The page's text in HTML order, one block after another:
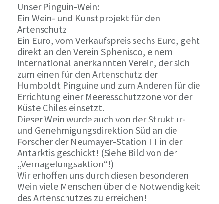
Unser Pinguin-Wein:
Ein Wein- und Kunstprojekt für den
Artenschutz
Ein Euro, vom Verkaufspreis sechs Euro, geht
direkt an den Verein Sphenisco, einem
international anerkannten Verein, der sich
zum einen für den Artenschutz der
Humboldt Pinguine und zum Anderen für die
Errichtung einer Meeresschutzzone vor der
Küste Chiles einsetzt.
Dieser Wein wurde auch von der Struktur-
und Genehmigungsdirektion Süd an die
Forscher der Neumayer-Station III in der
Antarktis geschickt! (Siehe Bild von der
„Vernagelungsaktion“!)
Wir erhoffen uns durch diesen besonderen
Wein viele Menschen über die Notwendigkeit
des Artenschutzes zu erreichen!